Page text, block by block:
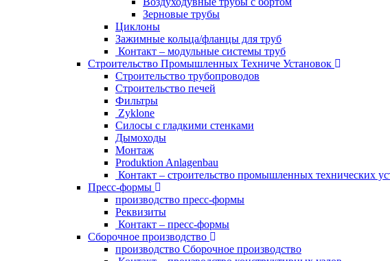
Зерновые трубы
Циклоны
Зажимные кольца/фланцы для труб
Контакт – модульные системы труб
Строительство Промышленных Техниче Установок
Строительство трубопроводов
Строительство печей
Фильтры
Zyklone
Силосы с гладкими стенками
Дымоходы
Монтаж
Produktion Anlagenbau
Контакт – строительство промышленных технических
Пресс-формы
производство пресс-формы
Pеквизиты
Контакт – пресс-формы
Сборочное производство
производство Сборочное производство